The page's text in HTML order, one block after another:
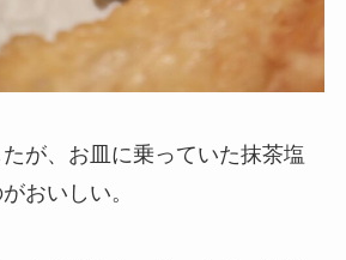
が、お皿に乗っていた抹茶塩
おいしい。